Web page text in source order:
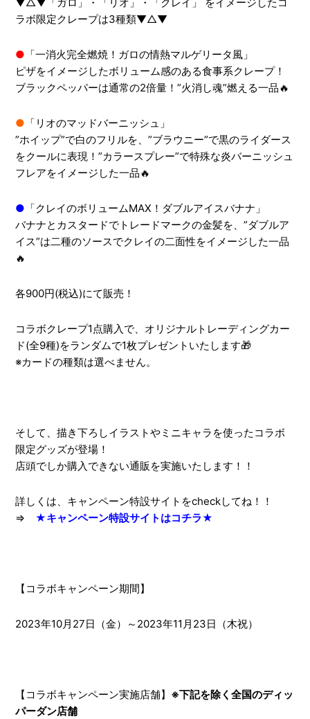
▼△▼「ガロ」・「リオ」・「クレイ」 をイメージしたコ
ラボ限定クレープは3種類▼△▼
● 「一消火完全燃焼！ガロの情熱マルゲリータ風」
ピザをイメージしたボリューム感のある食事系クレープ！
ブラックペッパーは通常の2倍量！”火消し魂”燃える一品🔥
● 「リオのマッドバーニッシュ」
”ホイップ”で白のフリルを、”ブラウニー”で黒のライダース
をクールに表現！”カラースプレー”で特殊な炎バーニッシュ
フレアをイメージした一品🔥
● 「クレイのボリュームMAX！ダブルアイスバナナ」
バナナとカスタードでトレードマークの金髪を、”ダブルア
イス”は二種のソースでクレイの二面性をイメージした一品
🔥
各900円(税込)にて販売！
コラボクレープ1点購入で、オリジナルトレーディングカー
ド(全9種)をランダムで1枚プレゼントいたします🎁
※カードの種類は選べません。
そして、描き下ろしイラストやミニキャラを使ったコラボ
限定グッズが登場！
店頭でしか購入できない通販を実施いたします！！
詳しくは、キャンペーン特設サイトをcheckしてね！！
⇒ ★キャンペーン特設サイトはコチラ★
【コラボキャンペーン期間】
2023年10月27日（金）～2023年11月23日（木祝）
【コラボキャンペーン実施店舗】 ※下記を除く全国のディッ
パーダン店舗